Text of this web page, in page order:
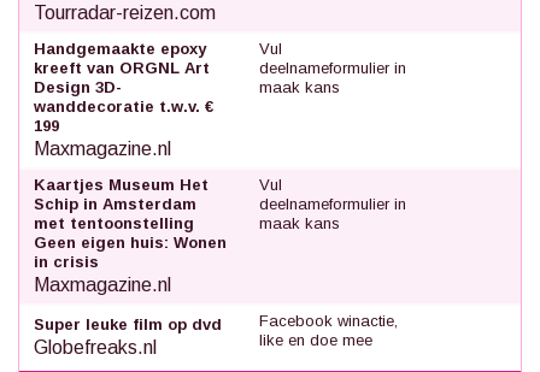
Tourradar-reizen.com
Handgemaakte epoxy
kreeft van ORGNL Art
Design 3D-
wanddecoratie t.w.v. €
199
Maxmagazine.nl
Vul
deelnameformulier in
maak kans
Kaartjes Museum Het
Schip in Amsterdam
met tentoonstelling
Geen eigen huis: Wonen
in crisis
Maxmagazine.nl
Vul
deelnameformulier in
maak kans
Super leuke film op dvd
Globefreaks.nl
Facebook winactie,
like en doe mee